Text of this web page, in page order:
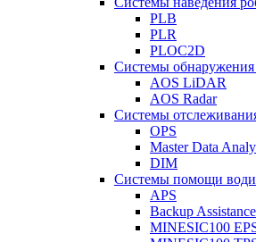
PLB
PLR
PLOC2D
Системы обнаружения
AOS LiDAR
AOS Radar
Системы
OPS
Master Data
DIM
Системы помощи
APS
Backup
MINESIC100